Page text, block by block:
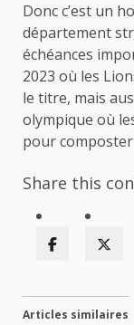
Donc c’est un
département
échéances
2023 où les
le titre, mais
olympique où
pour
Share this
Articles similaires